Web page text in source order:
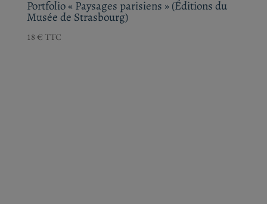
Portfolio « Paysages parisiens » (Éditions du
Musée de Strasbourg)
18 € TTC